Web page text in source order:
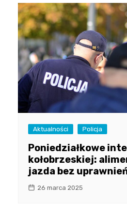
Aktualności Policja
Poniedziałkowe
kołobrzeskiej:
jazda bez
26 marca 2025